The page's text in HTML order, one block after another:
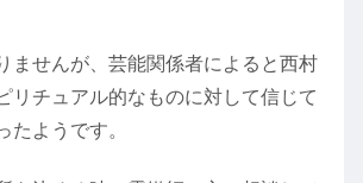
ませんが、芸能関係者によると西村
リチュアル的なものに対して信じて
たようです。